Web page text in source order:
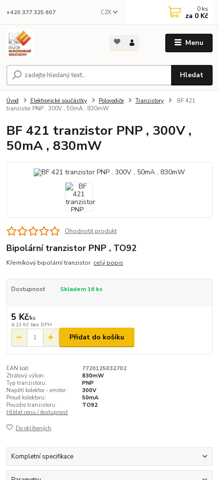
Menu
CZK
Hledat
+420 377 325 607 0 ks
za 0 Kč
Úvod Elektronické součástky Polovodiče Tranzistory
BF 421
tranzistor PNP , 300V , 50mA , 830mW
BF 421 tranzistor PNP , 300V ,
50mA , 830mW
Ohodnotit produkt
Bipolární tranzistor PNP , TO92
Křemíkový bipolární tranzistor celý popis
Dostupnost Skladem 16 ks
5 Kč/ks
4,13 Kč bez DPH
Přidat do košíku
EAN kód:
7720125032702
Ztrátový výkon:
830mW
Typ tranzistoru:
PNP
Napětí kolektor - emitor:
300V
Proud kolektoru:
50mA
Pouzdro tranzistoru:
TO92
Hlídat cenu / dostupnost
Do oblíbených
Kompletní specifikace